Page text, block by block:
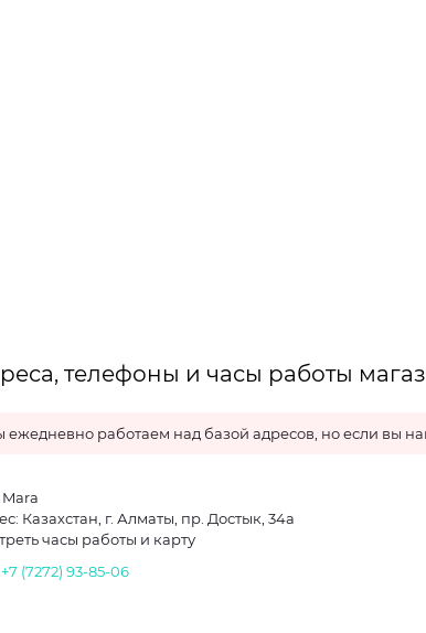
телефоны и часы работы
ежедневно работаем над базой адресов, но если вы
Казахстан, г. Алматы, пр. Достык, 34а
часы работы и карту
+7 (7272) 93-85-06